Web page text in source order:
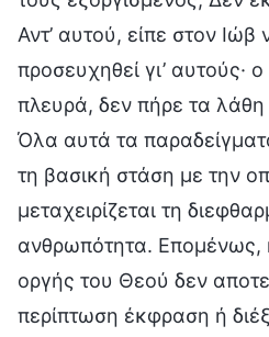
Αντ’ αυτού, είπε στον
προσευχηθεί γι’ αυτούς·
πλευρά, δεν πήρε τα
Όλα αυτά τα
τη βασική στάση με την
μεταχειρίζεται τη
ανθρωπότητα. Επομένως,
οργής του Θεού δεν
περίπτωση έκφραση ή